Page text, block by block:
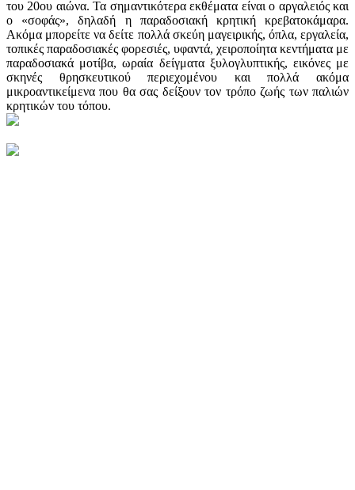
του 20ου αιώνα. Τα σημαντικότερα εκθέματα είναι ο αργαλειός και
ο «σοφάς», δηλαδή η παραδοσιακή κρητική κρεβατοκάμαρα.
Ακόμα μπορείτε να δείτε πολλά σκεύη μαγειρικής, όπλα, εργαλεία,
τοπικές παραδοσιακές φορεσιές, υφαντά, χειροποίητα κεντήματα με
παραδοσιακά μοτίβα, ωραία δείγματα ξυλογλυπτικής, εικόνες με
σκηνές θρησκευτικού περιεχομένου και πολλά ακόμα
μικροαντικείμενα που θα σας δείξουν τον τρόπο ζωής των παλιών
κρητικών του τόπου.